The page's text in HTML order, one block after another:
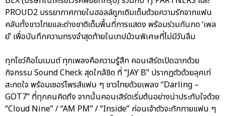
PROUD2 บรรยากาศภายในฮอลล์ถูกเติมเต็มด้วยความรักจากแฟน
คลับทั้งชาวไทยและต่างชาติเต็มพื้นที่การแสดง พร้อมร่วมกันกด ‘เพล
ย์’ เพื่อบันทึกความทรงจำสุดท้ายในเทปม้วนพิเศษที่ไม่มีวันลืม
ทุกโชว์คือโมเมนต์ ทุกเพลงคือความรู้สึก คอนเสิร์ตเปิดฉากด้วย
กิจกรรม Sound Check สุดใกล้ชิด ที่ “JAY B” ปรากฏตัวด้วยลุคเท่
สะกดใจ พร้อมเซอร์ไพรส์แฟน ๆ ชาวไทยด้วยเพลง “Darling –
GOT7” ที่ทุกคนคิดถึง จากนั้นคอนเสิร์ตเริ่มต้นอย่างน่าประทับใจด้วย
“Cloud Nine” / “AM PM” / “Inside” ก่อนเจ้าตัวจะทักทายแฟน ๆ